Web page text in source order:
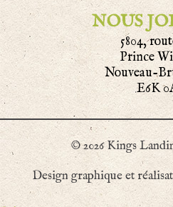
NOUS
5804,
Prince
Nouveau-
E6K
© 2026 Kings
Design graphique et